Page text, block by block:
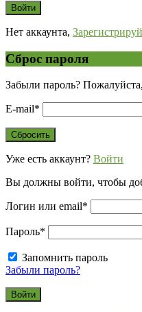
Нет аккаунта,
Сброс пароля
Забыли пароль?
E-mail*
Уже есть аккаунт? Войти
Вы должны войти, чтобы
Логин или email*
Пароль*
Запомнить пароль
Забыли пароль?